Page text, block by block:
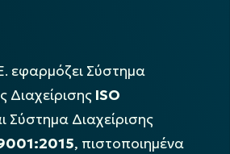
εφαρμόζει Σύστημα
Διαχείρισης ISO
Σύστημα Διαχείρισης
, πιστοποιημένα